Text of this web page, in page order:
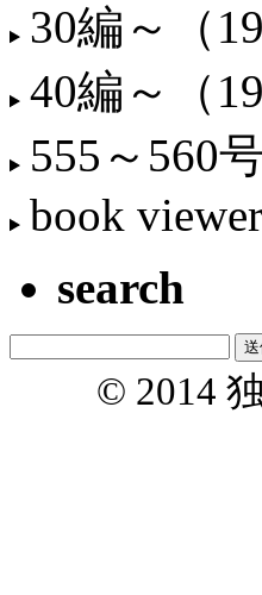
30編～（
40編～（
555～560
book viewer
search
© 2014